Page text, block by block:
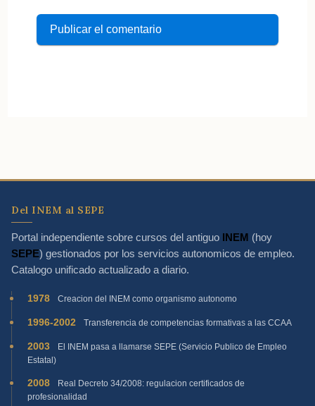
Del INEM al SEPE
Portal independiente sobre cursos del antiguo INEM (hoy
SEPE) gestionados por los servicios autonomicos de empleo.
Catalogo unificado actualizado a diario.
1978 Creacion del INEM como organismo autonomo
1996-2002 Transferencia de competencias formativas a las CCAA
2003
El INEM pasa a llamarse SEPE (Servicio Publico de Empleo
Estatal)
2008
Real Decreto 34/2008: regulacion certificados de
profesionalidad